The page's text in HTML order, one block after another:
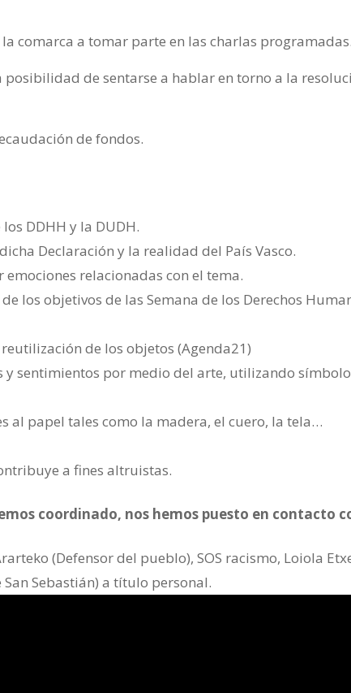
comarca a tomar parte en las charlas programadas.
de sentarse a hablar en torno a la
de fondos.
DDHH y la DUDH.
Declaración y la realidad del País Vasco.
relacionadas con el tema.
los objetivos de las Semana de los Derechos
de los objetos (Agenda21)
y sentimientos por medio del arte, utilizando
al papel tales como la madera, el cuero, la tela…
a fines altruistas.
coordinado, nos hemos puesto en contacto
(Defensor del pueblo), SOS racismo, Loiola
Sebastián) a título personal.